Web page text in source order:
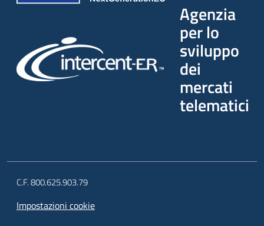
Agenzia
per lo
sviluppo
dei
mercati
telematici
C.F. 800.625.903.79
Impostazioni cookie